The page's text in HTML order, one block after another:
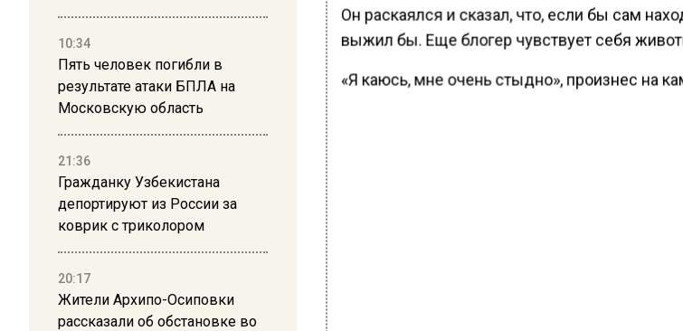
10:34
Пять человек погибли в
результате атаки БПЛА на
Московскую область
21:36
Гражданку Узбекистана
депортируют из России за
коврик с триколором
20:17
Жители Архипо-Осиповки
рассказали об обстановке во
Он раскаялся и сказал, что, если бы сам
выжил бы. Еще блогер чувствует себя
«Я каюсь, мне очень стыдно», произнес на